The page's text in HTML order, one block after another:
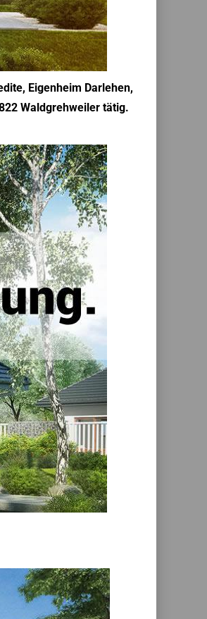
Eigenheim Darlehen,
Waldgrehweiler tätig.